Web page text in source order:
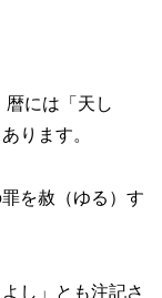
には「天し
ります。
を赦（ゆる）す
し」とも注記さ